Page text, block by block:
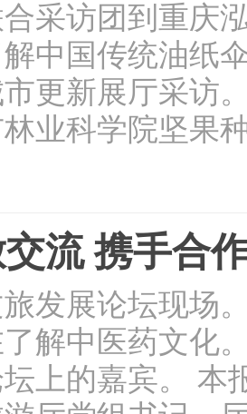
采访团到重庆
中国传统油纸
更新展厅采访
业科学院坚果
流 携手合
旅发展论坛现场
解中医药文化
坛上的嘉宾。 本